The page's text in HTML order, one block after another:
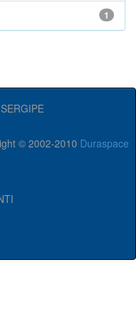
1
© 2002-2010 Duraspace